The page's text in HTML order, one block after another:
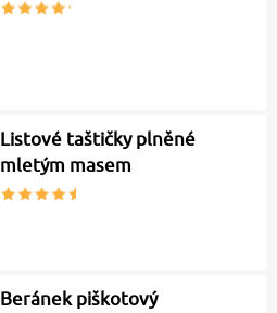
Listové taštičky plněné
mletým masem
Beránek piškotový